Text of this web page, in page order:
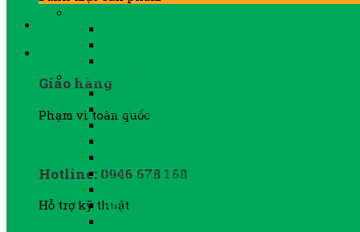
Giao hàng
Phạm vi toàn quốc
Hotline: 0946 678 168
Hỗ trợ kỹ thuật
PHỤ TÙNG MÁY NÉN KHÍ
Phụ tùng Atlascopco
Phụ tùng Fusheng
Phụ tùng Hanshin
Phụ tùng khác
Phụ tùng máy YEE